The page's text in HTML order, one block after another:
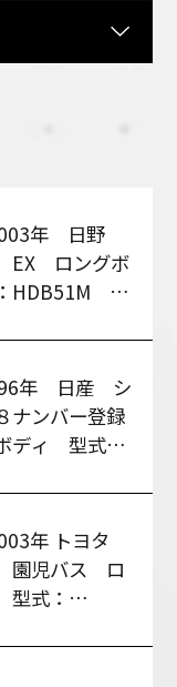
年 日野
EX ロングボ
HDB51M MT
年 日産 シ
ンバー登録
ディ 型式：
きました！
年 トヨタ
園児バス ロ
式：
た！